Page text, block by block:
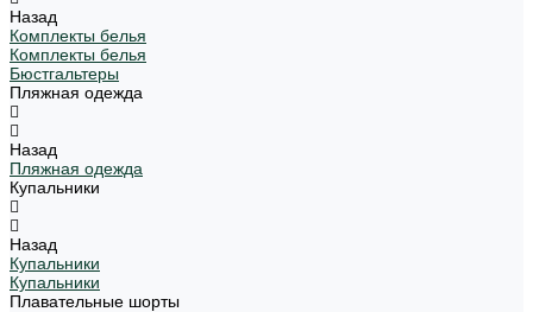
Назад
Комплекты белья
Комплекты белья
Бюстгальтеры
Пляжная одежда
Назад
Пляжная одежда
Купальники
Назад
Купальники
Купальники
Плавательные шорты